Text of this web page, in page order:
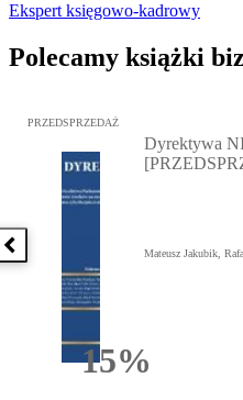
Ekspert księgowo-kadrowy
Polecamy książki
Poprzednia książka
Przejdź do: Dyrektywa NIS2.
PRZEDSPRZEDAŻ
15%Rabatu
Dyrektywa
Mateusz Jakubik,